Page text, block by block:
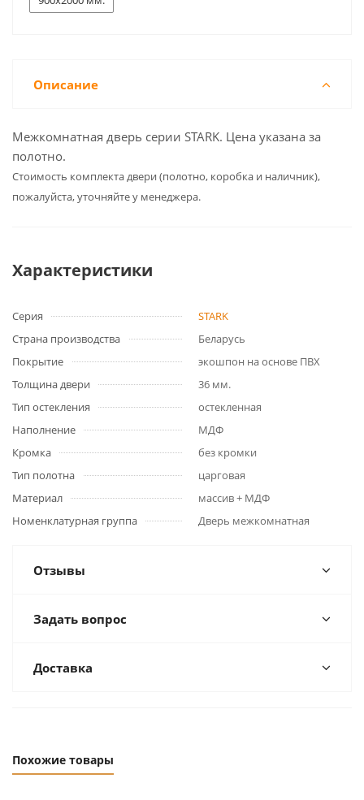
Описание
Межкомнатная дверь серии STARK. Цена указана за
полотно.
Cтоимость комплекта двери (полотно, коробка и наличник),
пожалуйста, уточняйте у менеджера.
Характеристики
Серия
STARK
Страна производства
Беларусь
Покрытие
экошпон на основе ПВХ
Толщина двери
36 мм.
Тип остекления
остекленная
Наполнение
МДФ
Кромка
без кромки
Тип полотна
царговая
Материал
массив + МДФ
Номенклатурная группа
Дверь межкомнатная
Отзывы
Задать вопрос
Доставка
Похожие товары